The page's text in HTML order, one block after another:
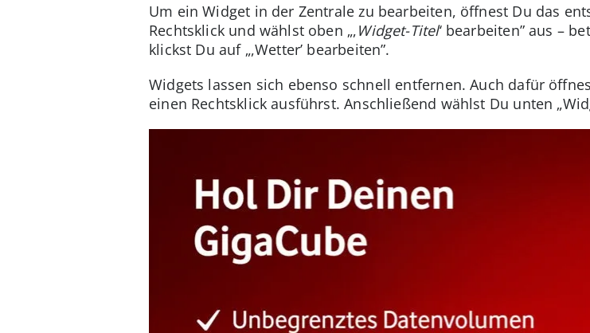
Um ein Widget in der Zentrale zu bearbeiten, öffnest Du das
Rechtsklick und wählst oben „,Widget-Titel‘ bearbeiten” aus –
klickst Du auf „,Wetter’ bearbeiten”.
Widgets lassen sich ebenso schnell entfernen. Auch dafür
einen Rechtsklick ausführst. Anschließend wählst Du unten